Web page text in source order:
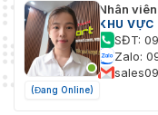
(Đang Online)
Nhân
KHU VỰC
SĐT:
Zalo: